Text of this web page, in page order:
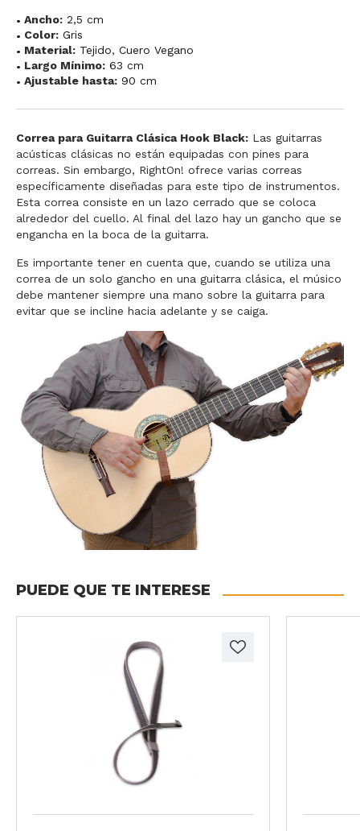
Ancho: 2,5 cm
Color: Gris
Material: Tejido, Cuero Vegano
Largo Mínimo: 63 cm
Ajustable hasta: 90 cm
Correa para Guitarra Clásica Hook Black: Las guitarras
acústicas clásicas no están equipadas con pines para
correas. Sin embargo, RightOn! ofrece varias correas
específicamente diseñadas para este tipo de instrumentos.
Esta correa consiste en un lazo cerrado que se coloca
alrededor del cuello. Al final del lazo hay un gancho que se
engancha en la boca de la guitarra.
Es importante tener en cuenta que, cuando se utiliza una
correa de un solo gancho en una guitarra clásica, el músico
debe mantener siempre una mano sobre la guitarra para
evitar que se incline hacia adelante y se caiga.
PUEDE QUE TE INTERESE